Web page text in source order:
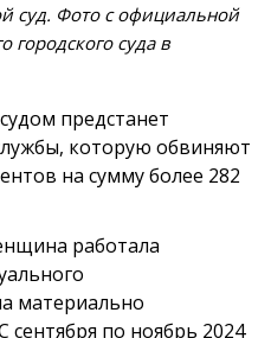
суд. Фото с официальной
городского суда в
предстанет
которую обвиняют
на сумму более 282
работала
материально
по ноябрь 2024